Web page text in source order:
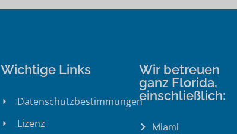
Wichtige Links
Datenschutzbestimmungen
Lizenz
Wir betreuen
ganz Florida,
einschließlich:
Miami